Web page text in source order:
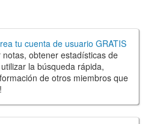
tu cuenta de usuario GRATIS
obtener estadísticas de
la búsqueda rápida,
de otros miembros que